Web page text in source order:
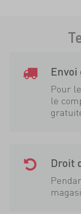
Pour
le
Droit